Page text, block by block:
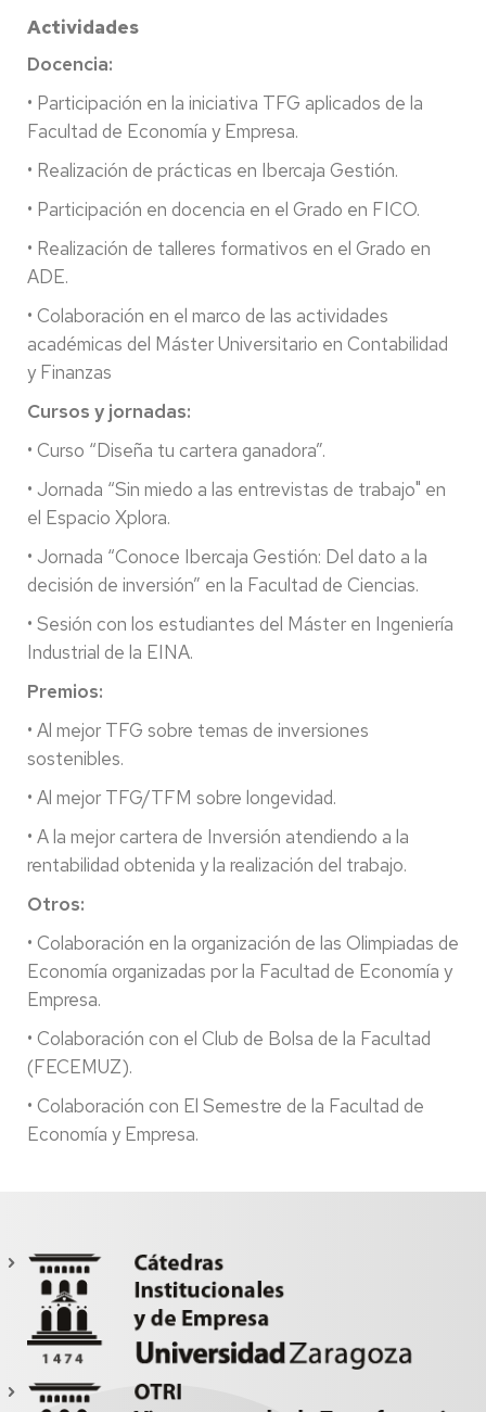
Actividades
Docencia:
• Participación en la iniciativa TFG aplicados de la
Facultad de Economía y Empresa.
• Realización de prácticas en Ibercaja Gestión.
• Participación en docencia en el Grado en FICO.
• Realización de talleres formativos en el Grado en
ADE.
• Colaboración en el marco de las actividades
académicas del Máster Universitario en Contabilidad
y Finanzas
Cursos y jornadas:
• Curso “Diseña tu cartera ganadora”.
• Jornada “Sin miedo a las entrevistas de trabajo" en
el Espacio Xplora.
• Jornada “Conoce Ibercaja Gestión: Del dato a la
decisión de inversión” en la Facultad de Ciencias.
• Sesión con los estudiantes del Máster en Ingeniería
Industrial de la EINA.
Premios:
• Al mejor TFG sobre temas de inversiones
sostenibles.
• Al mejor TFG/TFM sobre longevidad.
• A la mejor cartera de Inversión atendiendo a la
rentabilidad obtenida y la realización del trabajo.
Otros:
• Colaboración en la organización de las Olimpiadas de
Economía organizadas por la Facultad de Economía y
Empresa.
• Colaboración con el Club de Bolsa de la Facultad
(FECEMUZ).
• Colaboración con El Semestre de la Facultad de
Economía y Empresa.